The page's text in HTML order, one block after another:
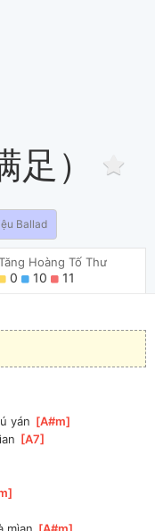
）
Ballad
Hoàng Tố Thư
0 10 11
yán [A#m
[A7